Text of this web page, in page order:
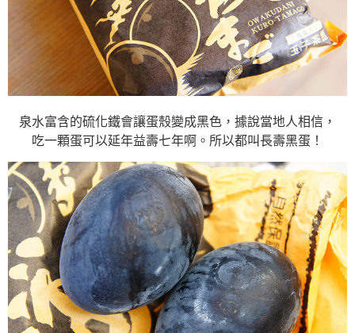
泉水富含的硫化鐵會讓蛋殼變成黑色，據說當地人相信，
吃一顆蛋可以延年益壽七年啊。所以都叫長壽黑蛋！